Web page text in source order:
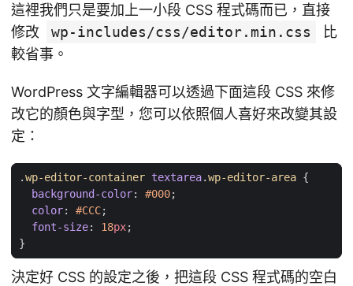
這裡我們只是要加上一小段 CSS 程式碼而已，直接
修改
wp-includes/css/editor.min.css
比
較省事。
WordPress 文字編輯器可以透過下面這段 CSS 來修
改它的顏色與字型，您可以依照個人喜好來改變其設
定：
.wp-editor-container textarea.wp-editor-area {
background-color: #000;
color: #CCC;
font-size: 18px;
}
決定好 CSS 的設定之後，把這段 CSS 程式碼的空白